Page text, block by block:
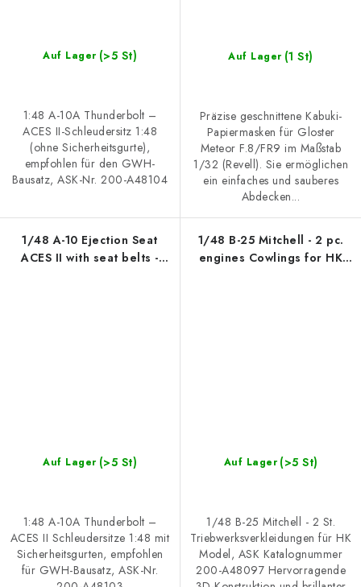
Auf Lager (>5 St)
1:48 A-10A Thunderbolt –
ACES II-Schleudersitz 1:48
(ohne Sicherheitsgurte),
empfohlen für den GWH-
Bausatz, ASK-Nr. 200-A48104
Auf Lager (1 St)
Präzise geschnittene Kabuki-
Papiermasken für Gloster
Meteor F.8/FR9 im Maßstab
1/32 (Revell). Sie ermöglichen
ein einfaches und sauberes
Abdecken...
1/48 A-10 Ejection Seat
ACES II with seat belts -
Auf Lager (>5 St)
1:48 A-10A Thunderbolt –
ACES II Schleudersitze 1:48 mit
Sicherheitsgurten, empfohlen
für GWH-Bausatz, ASK-Nr.
1/48 B-25 Mitchell - 2 pc.
engines Cowlings for HK
Auf Lager (>5 St)
1/48 B-25 Mitchell - 2 St.
Triebwerksverkleidungen für HK
Model, ASK Katalognummer
200-A48097 Hervorragende